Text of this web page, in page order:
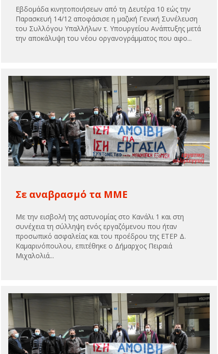
Εβδομάδα κινητοποιήσεων από τη Δευτέρα 10 εώς την
Παρασκευή 14/12 αποφάσισε η μαζική Γενική Συνέλευση
του Συλλόγου Υπαλλήλων τ. Υπουργείου Ανάπτυξης μετά
την αποκάλυψη του νέου οργανογράμματος που αφο...
Σε αναβρασμό τα ΜΜΕ
Με την εισβολή της αστυνομίας στο Κανάλι 1 και στη
συνέχεια τη σύλληψη ενός εργαζόμενου που ήταν
προσωπικό ασφαλείας και του προέδρου της ΕΤΕΡ Δ.
Καμαρινόπουλου, επιτέθηκε ο Δήμαρχος Πειραιά
Μιχαλολιά...